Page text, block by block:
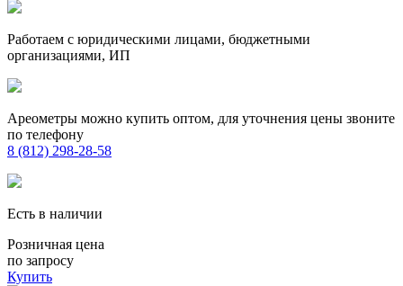
Работаем с юридическими лицами, бюджетными
организациями, ИП
Ареометры можно купить оптом, для уточнения цены звоните
по телефону
8 (812) 298-28-58
Есть в наличии
Розничная цена
по запросу
Купить